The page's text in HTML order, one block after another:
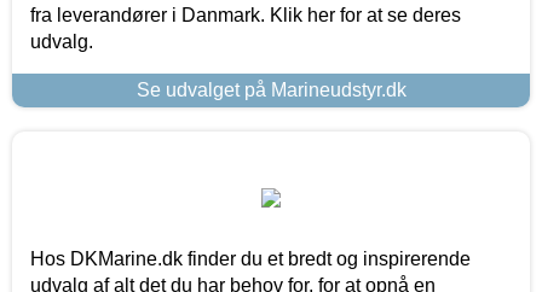
fra leverandører i Danmark. Klik her for at se deres
udvalg.
Se udvalget på Marineudstyr.dk
Hos DKMarine.dk finder du et bredt og inspirerende
udvalg af alt det du har behov for, for at opnå en